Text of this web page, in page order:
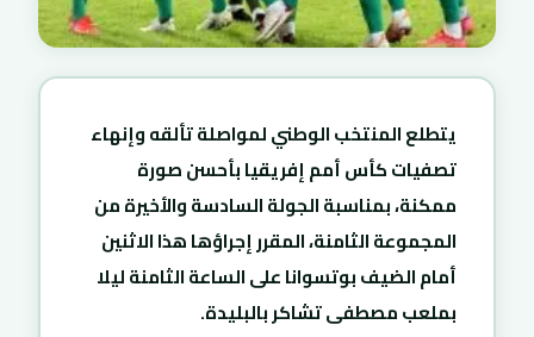
يتطلع المنتخب الوطني لمواصلة تألقه وإنهاء
تصفيات كأس أمم إفريقيا بأحسن صورة
ممكنة، بمناسبة الجولة السادسة والأخيرة من
المجموعة الثامنة، المقرر إجراؤها هذا الاثنين
أمام الضيف بوتسوانا على الساعة الثامنة ليلا
بملعب مصطفى تشاكر بالبليدة.